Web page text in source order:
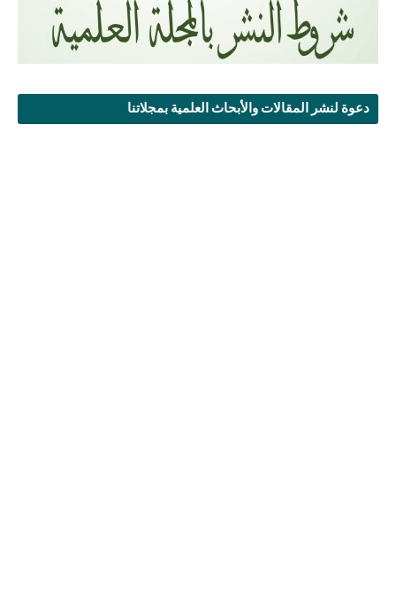
دعوة لنشر المقالات والأبحاث العلمية بمجلاتنا